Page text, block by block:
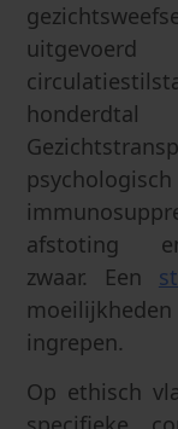
afstoting
zwaar. Een
ingrepen.
Op ethisch